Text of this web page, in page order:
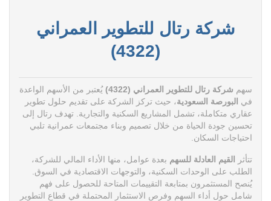
شركة رتال للتطوير العمراني
(4322)
سهم شركة رتال للتطوير العمراني (4322)
يُعتبر من الأسهم الواعدة
في البورصة السعودية، حيث تركز الشركة على تقديم حلول تطوير
عقاري متكاملة، تشمل المشاريع السكنية والتجارية. تهدف رتال إلى
تحسين جودة الحياة من خلال تصميم وبناء مجتمعات عمرانية تلبي
احتياجات السكان.
تتأثر القيم العادلة للسهم بعدة عوامل، منها الأداء المالي للشركة،
الطلب على الوحدات السكنية، والتوجهات الاقتصادية في السوق.
يُنصح المستثمرون بمتابعة التقييمات المتاحة للحصول على فهم
شامل حول أداء السهم وفرص الاستثمار المحتملة في قطاع التطوير